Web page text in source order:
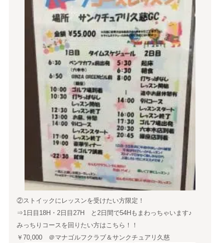
②ストイックにレッスンを受けたい方限定！
⇒1日目18H・2日目27H と2日間で54Hもまわっちゃいます♪
みっちりコースを回りたい方はこちら！！
￥70,000 ＠マナゴルフクラブ＆サンクチュアリ久慈